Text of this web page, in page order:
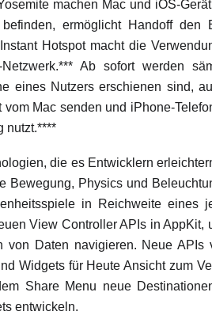
machen Mac und iOS-
ermöglicht Handoff den
Hotspot macht die
Ab sofort werden
eines Nutzers erschienen sind,
vom Mac senden und iPhone-
nutzt.****
die es Entwicklern
Bewegung, Physics und
in Reichweite eines
View Controller APIs in
von Daten navigieren. Neue
Widgets für Heute Ansicht zum
Share Menu neue
entwickeln.